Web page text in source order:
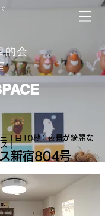
的会
丁目10秒：夜景が綺麗な
！
新宿804号